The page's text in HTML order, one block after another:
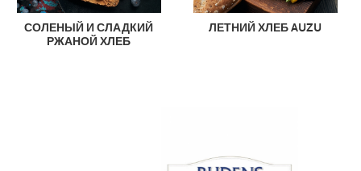
СОЛЕНЫЙ И СЛАДКИЙ
РЖАНОЙ ХЛЕБ
ЛЕТНИЙ ХЛЕБ AUZU